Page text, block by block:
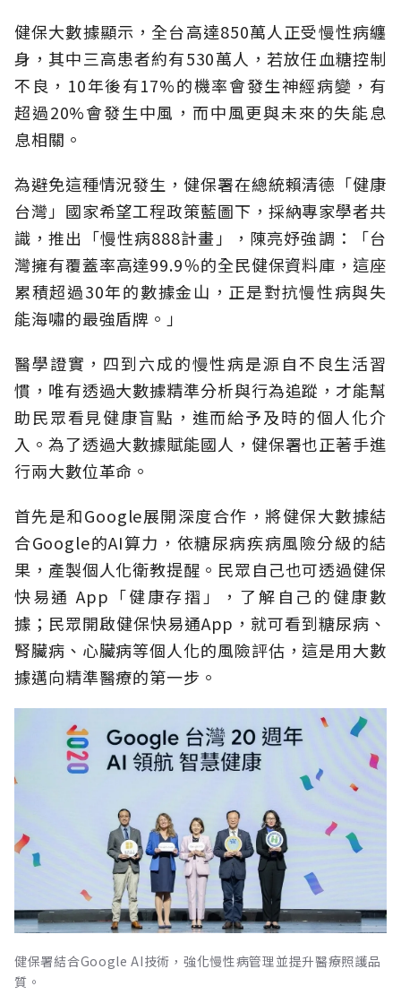
健保大數據顯示，全台高達850萬人正受慢性病纏
身，其中三高患者約有530萬人，若放任血糖控制
不良，10年後有17%的機率會發生神經病變，有
超過20%會發生中風，而中風更與未來的失能息
息相關。
為避免這種情況發生，健保署在總統賴清德「健康
台灣」國家希望工程政策藍圖下，採納專家學者共
識，推出「慢性病888計畫」，陳亮妤強調：「台
灣擁有覆蓋率高達99.9％的全民健保資料庫，這座
累積超過30年的數據金山，正是對抗慢性病與失
能海嘯的最強盾牌。」
醫學證實，四到六成的慢性病是源自不良生活習
慣，唯有透過大數據精準分析與行為追蹤，才能幫
助民眾看見健康盲點，進而給予及時的個人化介
入。為了透過大數據賦能國人，健保署也正著手進
行兩大數位革命。
首先是和Google展開深度合作，將健保大數據結
合Google的AI算力，依糖尿病疾病風險分級的結
果，產製個人化衛教提醒。民眾自己也可透過健保
快易通 App「健康存摺」，了解自己的健康數
據；民眾開啟健保快易通App，就可看到糖尿病、
腎臟病、心臟病等個人化的風險評估，這是用大數
據邁向精準醫療的第一步。
健保署結合Google AI技術，強化慢性病管理並提升醫療照護品
質。